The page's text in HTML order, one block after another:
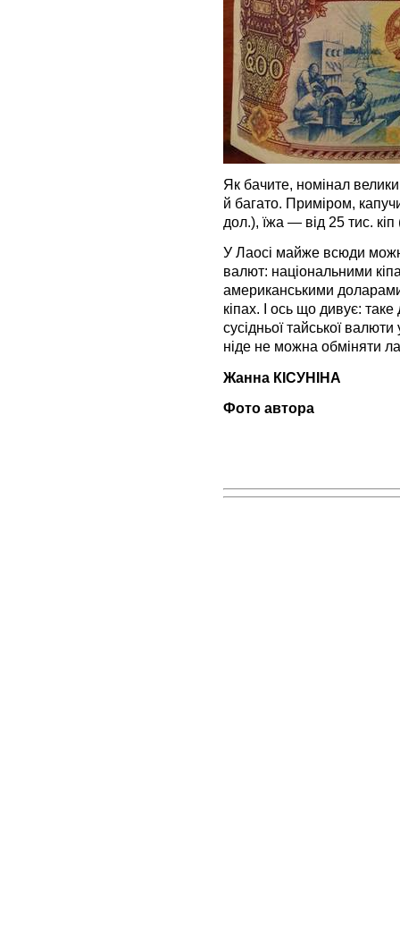
Як бачите, номінал
й багато. Приміром,
дол.), їжа — від 25 тис.
У Лаосі майже всюди
валют: національними
американськими
кіпах. І ось що дивує:
сусідньої тайської
ніде не можна обміняти
Жанна КІСУНІНА
Фото автора